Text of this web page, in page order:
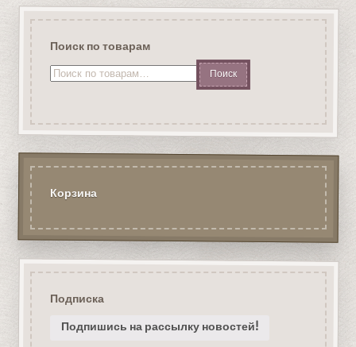
Поиск по товарам
Искать:
Корзина
Подписка
Подпишись на рассылку новостей!